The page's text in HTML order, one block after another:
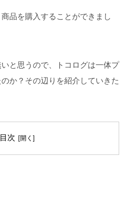
品を購入することができまし
と思うので、トコログは一体プ
か？その辺りを紹介していきた
目次